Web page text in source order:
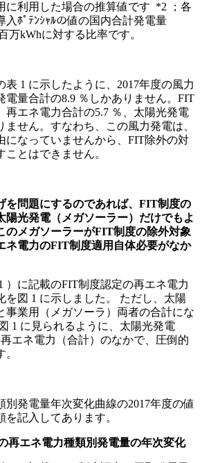
に利用した場合の推算値です *2 ；各
入ﾎﾟﾃﾝｼｬﾙの値の国内合計発電量
万kWhに対する比率です。
表 1 に示したように、2017年度の風力
電量合計の8.9 ％しかありません。FIT
再エネ電力合計の5.7 ％、太陽光発電
ません。すなわち、この風力発電は、
になっていませんから、FIT除外の対
とはできません。
問題にするのであれば、FIT制度の
陽光発電（メガソーラー）だけでもよ
のメガソーラーがFIT制度の除外対象
ネ電力のFIT制度適用自体必要がなか
）に記載のFIT制度認定の再エネ電力
を図 1 に示しました。 ただし、太陽
事業用（メガソーラ）両者の合計にな
1 に見られるように、太陽光発電
エネ電力（合計）のなかで、圧倒的
別発電量年次変化曲線の2017年度の値
記入してあります。
再エネ電力種類別発電量の年次変化